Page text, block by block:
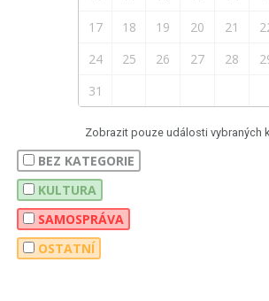
17
18 19 20 21
24
25 26 27 28
31
Zobrazit pouze události vybraných
BEZ KATEGORIE
KULTURA
SAMOSPRÁVA
OSTATNÍ